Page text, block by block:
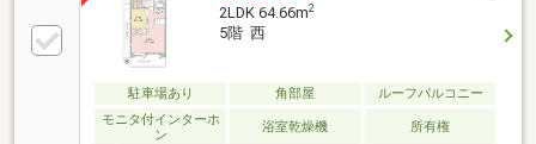
2LDK 64.66m2
5階 西
駐車場あり 角部屋
ルーフバルコニー
モニタ付インターホ
ン
浴室乾燥機 所有権